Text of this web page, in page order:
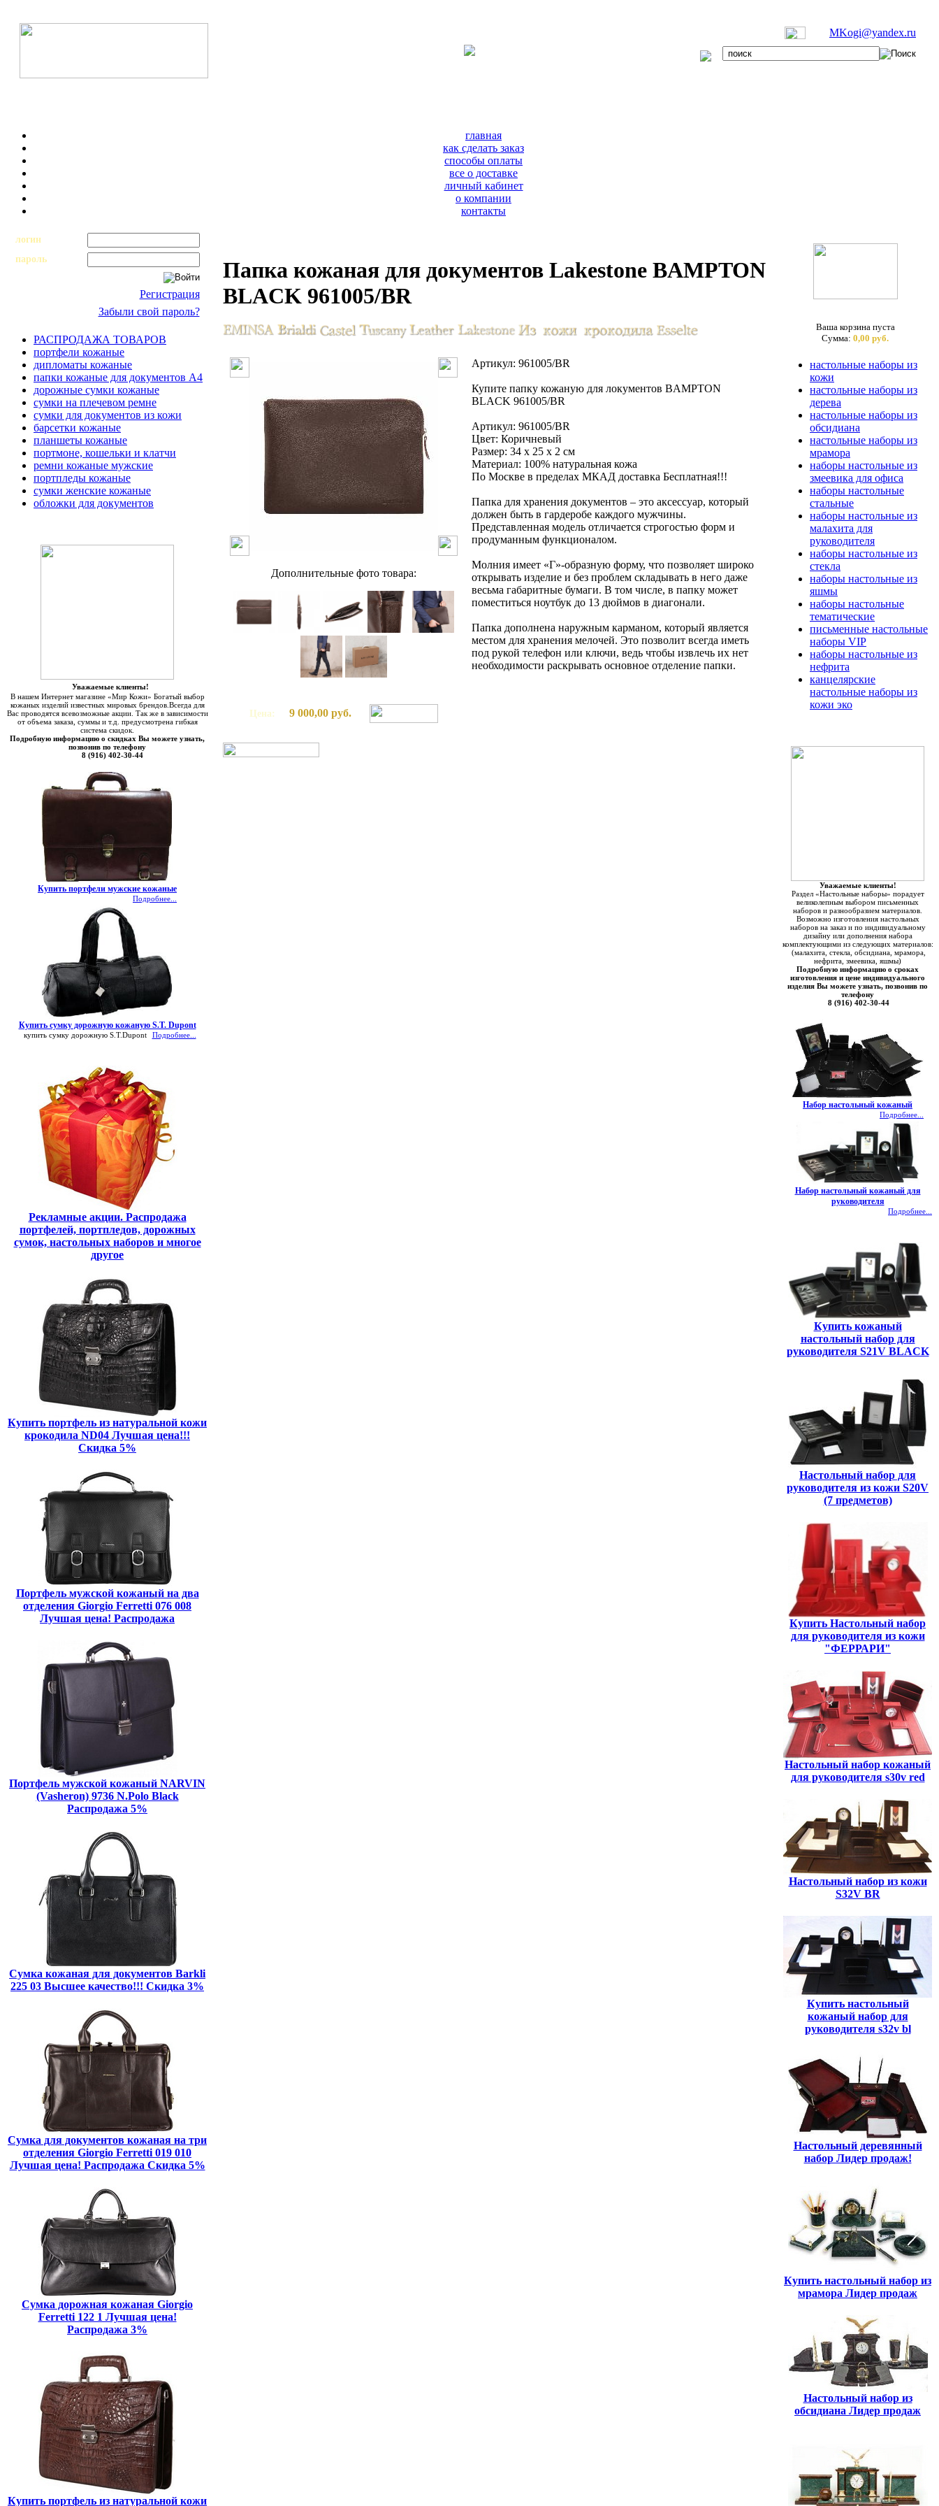
MKogi@yandex.ru
главная
как сделать заказ
способы оплаты
все о доставке
личный кабинет
о компании
контакты
логин
пароль
Регистрация
Забыли свой пароль?
РАСПРОДАЖА ТОВАРОВ
портфели кожаные
дипломаты кожаные
папки кожаные для документов А4
дорожные сумки кожаные
сумки на плечевом ремне
сумки для документов из кожи
барсетки кожаные
планшеты кожаные
портмоне, кошельки и клатчи
ремни кожаные мужские
портпледы кожаные
сумки женские кожаные
обложки для документов
Уважаемые клиенты!
В нашем Интернет магазине «Мир Кожи» Богатый выбор
кожаных изделий известных мировых брендов.Всегда для
Вас проводятся всевозможные акции. Так же в зависимости
от объема заказа, суммы и т.д. предусмотрена гибкая
система скидок.
Подробную информацию о скидках Вы можете узнать,
позвонив по телефону
8 (916) 402-30-44
Купить портфели мужские кожаные
Подробнее...
Купить сумку дорожную кожаную S.T. Dupont
купить сумку дорожную S.T.Dupont Подробнее...
Рекламные акции. Распродажа
портфелей, портпледов, дорожных
сумок, настольных наборов и многое
другое
Купить портфель из натуральной кожи
крокодила ND04 Лучшая цена!!!
Скидка 5%
Портфель мужской кожаный на два
отделения Giorgio Ferretti 076 008
Лучшая цена! Распродажа
Портфель мужской кожаный NARVIN
(Vasheron) 9736 N.Polo Black
Распродажа 5%
Сумка кожаная для документов Barkli
225 03 Высшее качество!!! Скидка 3%
Сумка для документов кожаная на три
отделения Giorgio Ferretti 019 010
Лучшая цена! Распродажа Скидка 5%
Сумка дорожная кожаная Giorgio
Ferretti 122 1 Лучшая цена!
Распродажа 3%
Купить портфель из натуральной кожи
Папка кожаная для документов Lakestone BAMPTON
BLACK 961005/BR
Дополнительные фото товара:
Цена: 9 000,00 руб.
Артикул: 961005/BR
Купите папку кожаную для локументов BAMPTON
BLACK 961005/BR
Артикул: 961005/BR
Цвет: Коричневый
Размер: 34 х 25 х 2 см
Материал: 100% натуральная кожа
По Москве в пределах МКАД доставка Бесплатная!!!
Папка для хранения документов – это аксессуар, который
должен быть в гардеробе каждого мужчины.
Представленная модель отличается строгостью форм и
продуманным функционалом.
Молния имеет «Г»-образную форму, что позволяет широко
открывать изделие и без проблем складывать в него даже
весьма габаритные бумаги. В том числе, в папку может
поместиться ноутбук до 13 дюймов в диагонали.
Папка дополнена наружным карманом, который является
местом для хранения мелочей. Это позволит всегда иметь
под рукой телефон или ключи, ведь чтобы извлечь их нет
необходимости раскрывать основное отделение папки.
Ваша корзина пуста
Сумма: 0,00 руб.
настольные наборы из
кожи
настольные наборы из
дерева
настольные наборы из
обсидиана
настольные наборы из
мрамора
наборы настольные из
змеевика для офиса
наборы настольные
стальные
наборы настольные из
малахита для
руководителя
наборы настольные из
стекла
наборы настольные из
яшмы
наборы настольные
тематические
письменные настольные
наборы VIP
наборы настольные из
нефрита
канцелярские
настольные наборы из
кожи эко
Уважаемые клиенты!
Раздел «Настольные наборы» порадует
великолепным выбором письменных
наборов и разнообразием материалов.
Возможно изготовления настольных
наборов на заказ и по индивидуальному
дизайну или дополнения набора
комплектующими из следующих материалов:
(малахита, стекла, обсидиана, мрамора,
нефрита, змеевика, яшмы)
Подробную информацию о сроках
изготовления и цене индивидуального
изделия Вы можете узнать, позвонив по
телефону
8 (916) 402-30-44
Набор настольный кожаный
Подробнее...
Набор настольный кожаный для
руководителя
Подробнее...
Купить кожаный
настольный набор для
руководителя S21V BLACK
Настольный набор для
руководителя из кожи S20V
(7 предметов)
Купить Настольный набор
для руководителя из кожи
"ФЕРРАРИ"
Настольный набор кожаный
для руководителя s30v red
Настольный набор из кожи
S32V BR
Купить настольный
кожаный набор для
руководителя s32v bl
Настольный деревянный
набор Лидер продаж!
Купить настольный набор из
мрамора Лидер продаж
Настольный набор из
обсидиана Лидер продаж